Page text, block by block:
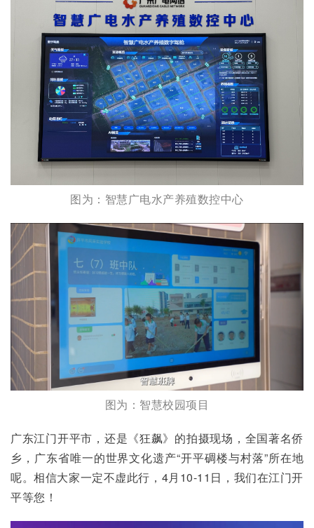
图为：智慧广电水产养殖数控中心
图为：智慧校园项目
广东江门开平市，还是《狂飙》的拍摄现场，全国著名侨
乡，广东省唯一的世界文化遗产“开平碉楼与村落”所在地
呢。相信大家一定不虚此行，4月10-11日，我们在江门开
平等您！